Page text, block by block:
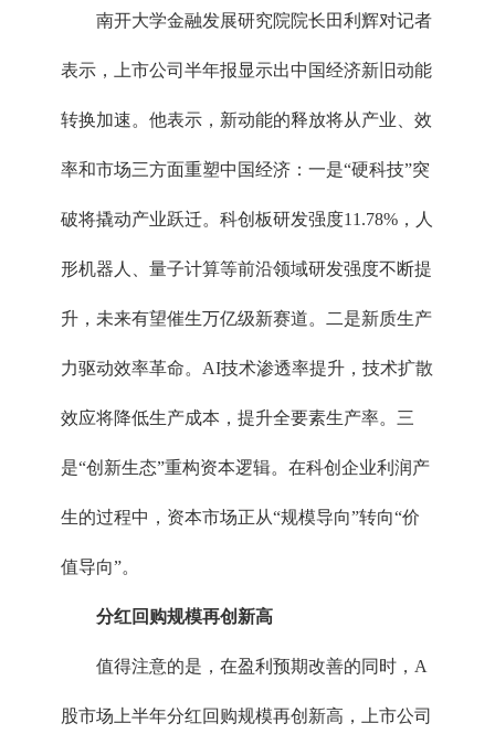
南开大学金融发展研究院院长田利辉对记者
表示，上市公司半年报显示出中国经济新旧动能
转换加速。他表示，新动能的释放将从产业、效
率和市场三方面重塑中国经济：一是“硬科技”突
破将撬动产业跃迁。科创板研发强度11.78%，人
形机器人、量子计算等前沿领域研发强度不断提
升，未来有望催生万亿级新赛道。二是新质生产
力驱动效率革命。AI技术渗透率提升，技术扩散
效应将降低生产成本，提升全要素生产率。三
是“创新生态”重构资本逻辑。在科创企业利润产
生的过程中，资本市场正从“规模导向”转向“价
值导向”。
分红回购规模再创新高
值得注意的是，在盈利预期改善的同时，A
股市场上半年分红回购规模再创新高，上市公司